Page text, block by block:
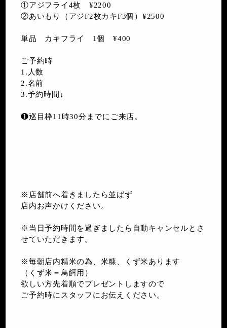
①アジフライ4枚 ¥2200
②あいもり（アジF2枚カキF3個）¥2500
単品 カキフライ 1個 ¥400
ご予約時
1.人数
2.名前
3.予約時間↓
❶巡目枠11時30分までにご来店。
※店舗前へ着きましたら並ばず
店内お声かけください。
※当日予約時間を過ぎましたら自動キャンセルとさ
せていただきます。
※毎朝店内精米の為、米糠、くず米あります
（くず米＝鳥餌用）
欲しい方先着順でプレゼントしますので
ご予約時にスタッフにお伝えください。